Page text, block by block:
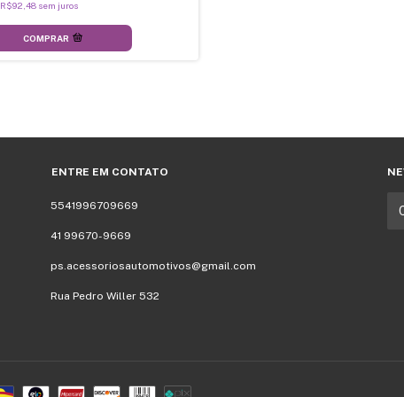
R$92,48 sem juros
COMPRAR
ENTRE EM CONTATO
5541996709669
41 99670-9669
ps.acessoriosautomotivos@gmail.com
Rua Pedro Willer 532